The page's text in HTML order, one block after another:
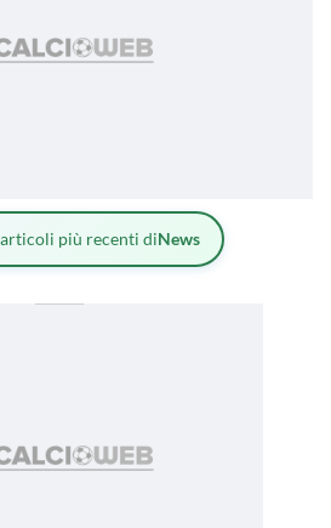
articoli più recenti diNews